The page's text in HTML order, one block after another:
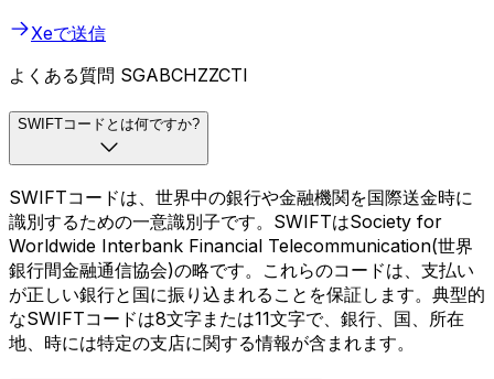
Xeで送信
よくある質問 SGABCHZZCTI
SWIFTコードとは何ですか?
SWIFTコードは、世界中の銀行や金融機関を国際送金時に
識別するための一意識別子です。SWIFTはSociety for
Worldwide Interbank Financial Telecommunication(世界
銀行間金融通信協会)の略です。これらのコードは、支払い
が正しい銀行と国に振り込まれることを保証します。典型的
なSWIFTコードは8文字または11文字で、銀行、国、所在
地、時には特定の支店に関する情報が含まれます。